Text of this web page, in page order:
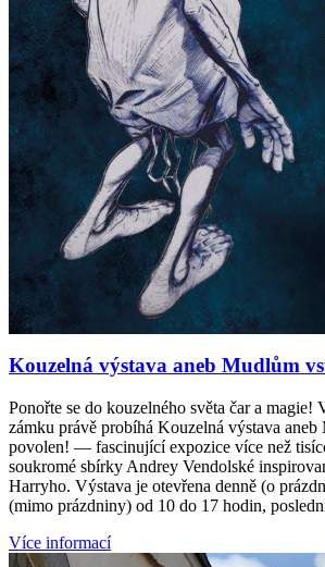
Kouzelná výstava aneb Mudlům
Ponořte se do kouzelného světa čar a magie!
zámku právě probíhá Kouzelná výstava
povolen! — fascinující expozice více než
soukromé sbírky Andrey Vendolské
Harryho. Výstava je otevřena denně (o
(mimo prázdniny) od 10 do 17 hodin,
Více informací